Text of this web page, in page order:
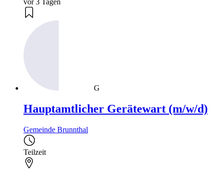
vor 3 Tagen
G
Hauptamtlicher Gerätewart (m/w/d)
Gemeinde Brunnthal
Teilzeit